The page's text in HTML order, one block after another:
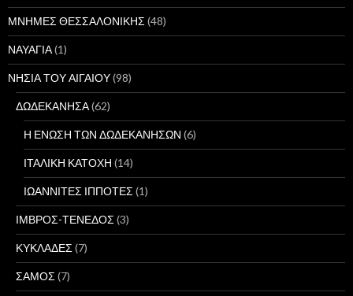
ΜΝΗΜΕΣ ΘΕΣΣΑΛΟΝΙΚΗΣ (48)
ΝΑΥΑΓΙΑ(1)
ΝΗΣΙΑ ΤΟΥ ΑΙΓΑΙΟΥ(98)
ΔΩΔΕΚΑΝΗΣΑ(62)
Η ΕΝΩΣΗ ΤΩΝ ΔΩΔΕΚΑΝΗΣΩΝ (6)
ΙΤΑΛΙΚΗ ΚΑΤΟΧΗ (14)
ΙΩΑΝΝΙΤΕΣ ΙΠΠΟΤΕΣ (1)
ΙΜΒΡΟΣ-ΤΕΝΕΔΟΣ (3)
ΚΥΚΛΑΔΕΣ (7)
ΣΑΜΟΣ (7)